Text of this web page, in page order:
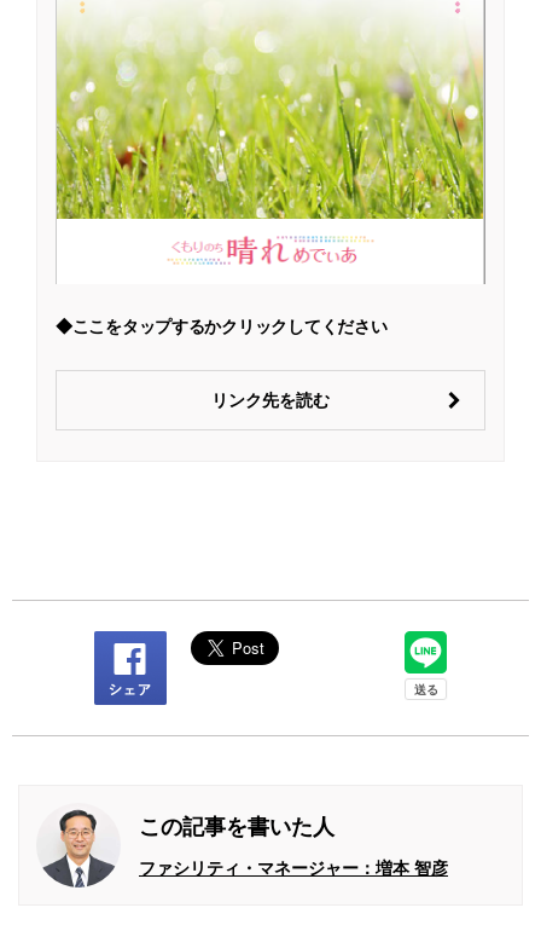
◆ここをタップするかクリックしてください
リンク先を読む
この記事を書いた人
ファシリティ・マネージャー：増本 智彦